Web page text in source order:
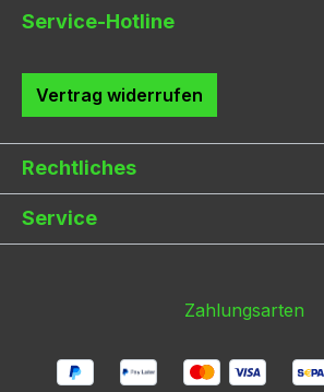
Service-Hotline
Vertrag widerrufen
Rechtliches
Service
Zahlungsarten